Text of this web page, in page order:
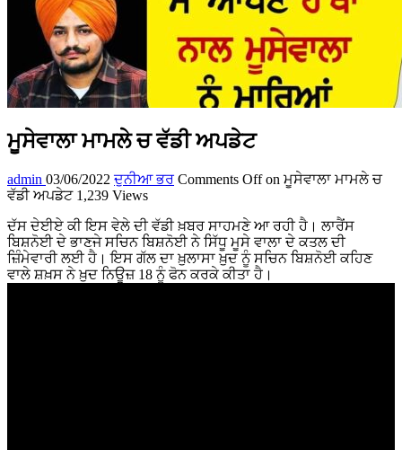
ਮੂਸੇਵਾਲਾ ਮਾਮਲੇ ਚ ਵੱਡੀ ਅਪਡੇਟ
admin 03/06/2022 ਦੁਨੀਆ ਭਰ Comments Offon ਮੂਸੇਵਾਲਾ ਮਾਮਲੇ ਚ
ਵੱਡੀ ਅਪਡੇਟ 1,239 Views
ਦੱਸ ਦੇਈਏ ਕੀ ਇਸ ਵੇਲੇ ਦੀ ਵੱਡੀ ਖ਼ਬਰ ਸਾਹਮਣੇ ਆ ਰਹੀ ਹੈ। ਲਾਰੈਂਸ
ਬਿਸ਼ਨੋਈ ਦੇ ਭਾਣਜੇ ਸਚਿਨ ਬਿਸ਼ਨੋਈ ਨੇ ਸਿੱਧੂ ਮੂਸੇ ਵਾਲਾ ਦੇ ਕਤਲ ਦੀ
ਜ਼ਿੰਮੇਵਾਰੀ ਲਈ ਹੈ। ਇਸ ਗੱਲ ਦਾ ਖ਼ੁਲਾਸਾ ਖ਼ੁਦ ਨੂੰ ਸਚਿਨ ਬਿਸ਼ਨੋਈ ਕਹਿਣ
ਵਾਲੇ ਸ਼ਖ਼ਸ ਨੇ ਖ਼ੁਦ ਨਿਊਜ਼ 18 ਨੂੰ ਫੋਨ ਕਰਕੇ ਕੀਤਾ ਹੈ।